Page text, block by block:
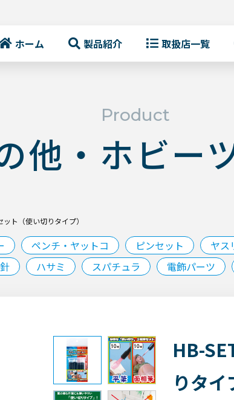
ホーム 製品紹介 取扱店一覧
Product
他・ホビー
ト（使い切りタイプ）
ペンチ・ヤットコ ピンセット ヤス
ハサミ スパチュラ 電飾パーツ
HB-
りタイ